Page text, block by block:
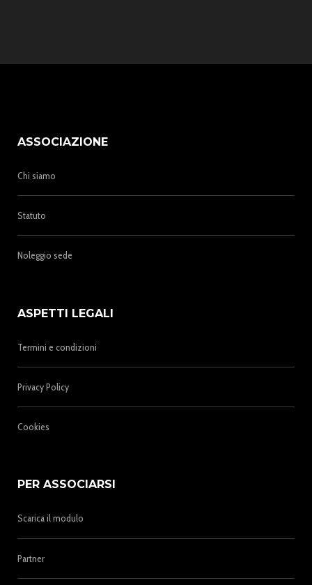
ASSOCIAZIONE
Chi siamo
Statuto
Noleggio sede
ASPETTI LEGALI
Termini e condizioni
Privacy Policy
Cookies
PER ASSOCIARSI
Scarica il modulo
Partner